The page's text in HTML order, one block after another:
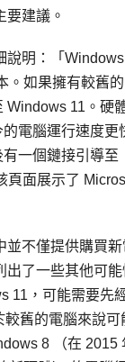
要建議。
說明：「
。如果擁有較舊
Windows 11。硬
電腦運行速度更
有一個鏈接引導至
頁面展示了
並不僅提供購買新
出了一些其他可
11，可能需要先
較舊的電腦來說
8 （在